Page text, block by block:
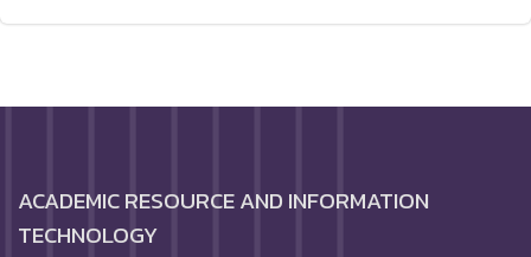
ACADEMIC RESOURCE AND INFORMATION
TECHNOLOGY